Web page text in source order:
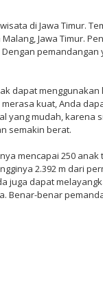
di Jawa Timur.
Jawa Timur.
dapat
kuat, Anda
yang mudah, karena
semakin berat.
mencapai 250
2.392 m dari
juga dapat
Benar-benar